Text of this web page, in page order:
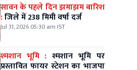
सावन के पहले दिन झमाझम बारिश
:जिले में 238 मिमी वर्षा दर्ज
Jul 31, 2026 05:30 am IST
श्मशान भूमि : श्मशान भूमि पर
प्रस्तावित फायर स्टेशन का भाजपा